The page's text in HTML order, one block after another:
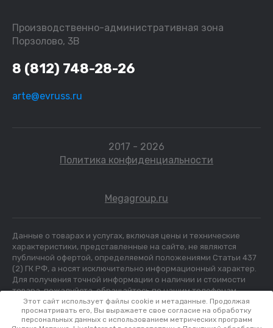
Производственно-административная зона
Порзолово, 3В
8 (812) 748-28-26
arte@evruss.ru
2017 - 2026
Политика конфиденциальности
Megagroup.ru
Данные о товарах и услугах, включая цены и технические
характеристики, представленные на сайте, не являются
публичной офертой, определяемой положениями Статьи 437
(2) ГК РФ, а носят исключительно информационный характер.
Для получения точной информации о наличии и стоимости
товара, пожалуйста, обращайтесь по нашим телефонам.
Этот сайт использует файлы cookie и метаданные. Продолжая
просматривать его, Вы выражаете свое согласие на обработку
персональных данных с использованием метрических программ